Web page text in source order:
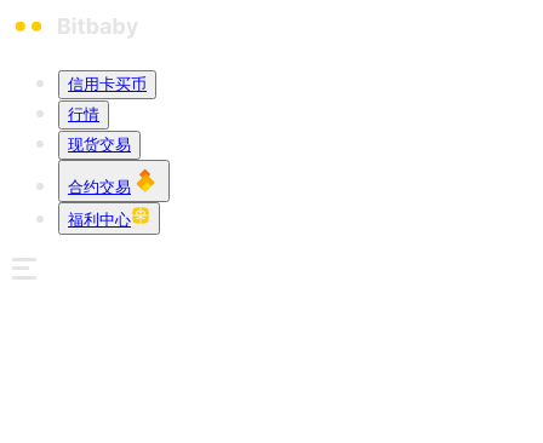
信用卡买币
行情
现货交易
合约交易
福利中心